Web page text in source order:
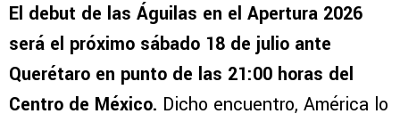
El debut de las Águilas en el Apertura 2026
será el próximo sábado 18 de julio ante
Querétaro en punto de las 21:00 horas del
Centro de México. Dicho encuentro, América lo